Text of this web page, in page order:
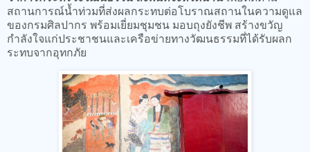
สถานการณ์น้ำท่วมที่ส่งผลกระทบต่อโบราณสถานในความดูแล
ของกรมศิลปากร พร้อมเยี่ยมชุมชน มอบถุงยังชีพ สร้างขวัญ
กำลังใจแก่ประชาชนและเครือข่ายทางวัฒนธรรมที่ได้รับผลก
ระทบจากอุทกภัย